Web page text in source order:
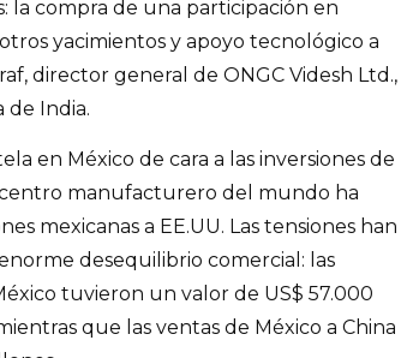
la compra de una participación en
yacimientos y apoyo tecnológico a
director general de ONGC Videsh Ltd.,
de India.
en México de cara a las inversiones de
manufacturero del mundo ha
mexicanas a EE.UU. Las tensiones han
desequilibrio comercial: las
tuvieron un valor de US$ 57.000
que las ventas de México a China